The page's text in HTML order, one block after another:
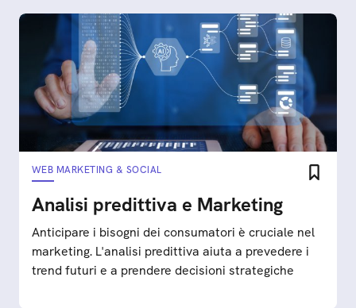
WEB MARKETING & SOCIAL
Analisi predittiva e Marketing
Anticipare i bisogni dei consumatori è cruciale nel
marketing. L'analisi predittiva aiuta a prevedere i
trend futuri e a prendere decisioni strategiche